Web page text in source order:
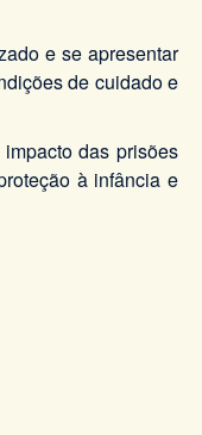
e se apresentar
de cuidado e
das prisões
à infância e